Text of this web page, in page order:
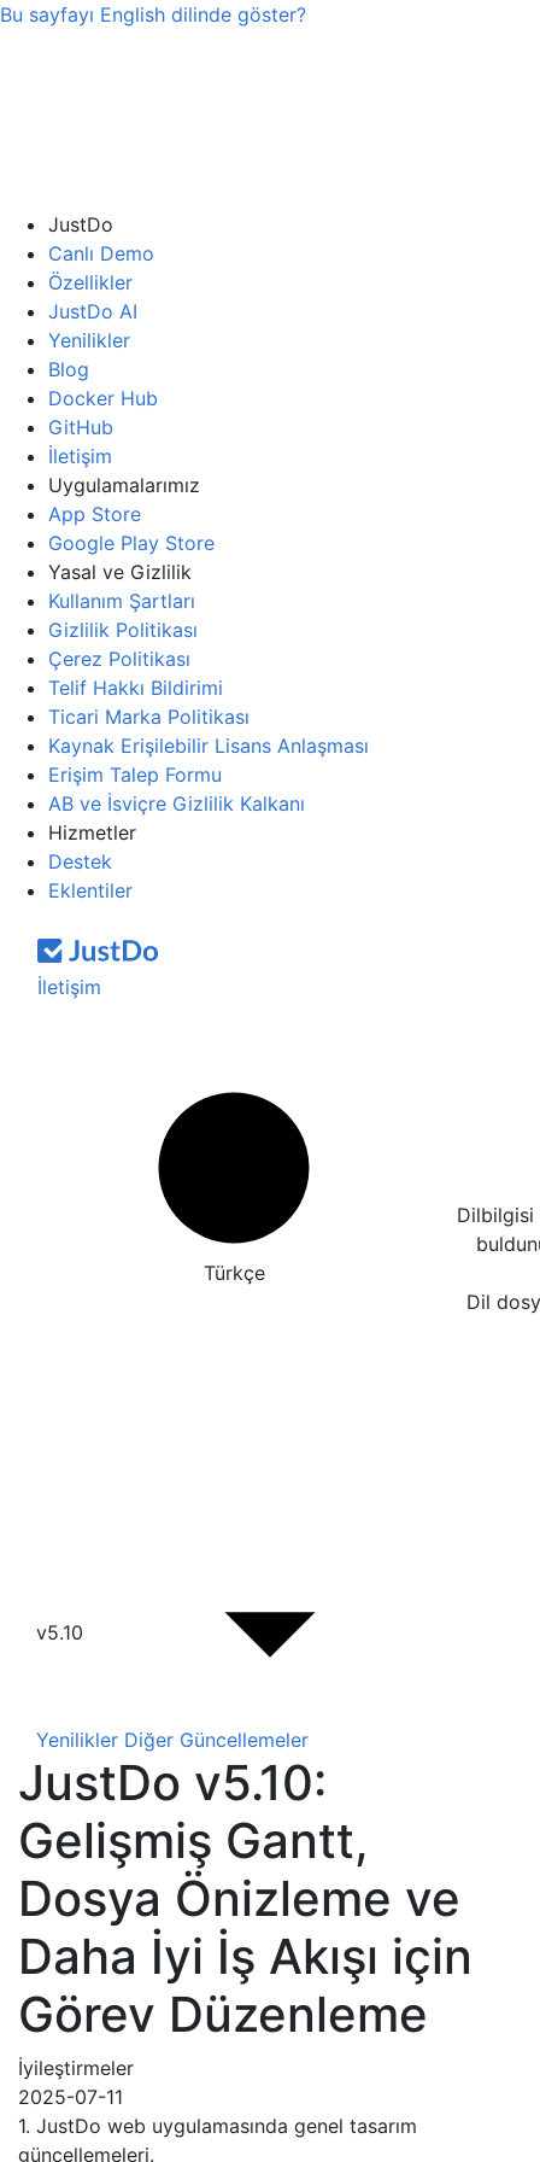
Bu sayfayı English dilinde göster?
JustDo
Canlı Demo
Özellikler
JustDo AI
Yenilikler
Blog
Docker Hub
GitHub
İletişim
Uygulamalarımız
App Store
Google Play Store
Yasal ve Gizlilik
Kullanım Şartları
Gizlilik Politikası
Çerez Politikası
Telif Hakkı Bildirimi
Ticari Marka Politikası
Kaynak Erişilebilir Lisans Anlaşması
Erişim Talep Formu
AB ve İsviçre Gizlilik Kalkanı
Hizmetler
Destek
Eklentiler
İletişim
Türkçe
Dilbilgisi
Dil
v5.10
Yenilikler Diğer Güncellemeler
JustDo v5.10:
Gelişmiş Gantt,
Dosya Önizleme ve
Daha İyi İş Akışı için
Görev Düzenleme
İyileştirmeler
2025-07-11
1. JustDo web uygulamasında genel tasarım
güncellemeleri.